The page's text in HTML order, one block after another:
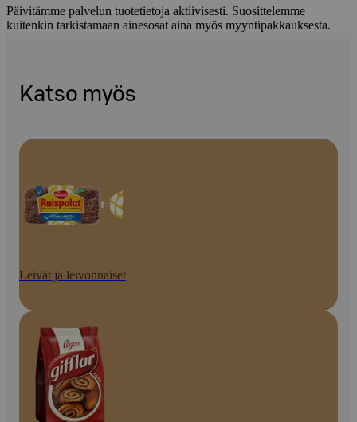
Päivitämme palvelun tuotetietoja aktiivisesti. Suosittelemme
kuitenkin tarkistamaan ainesosat aina myös myyntipakkauksesta.
Katso myös
Leivät ja leivonnaiset